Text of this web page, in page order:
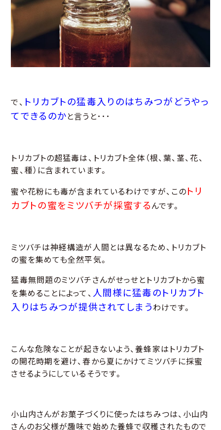
で、 トリカブトの猛毒入りのはちみつがどうやっ
てできるのか と言うと･･･
トリカブトの超猛毒は、トリカブト全体（根、葉、茎、花、
蜜、種）に含まれています。
蜜や花粉にも毒が含まれているわけですが、この トリ
カブトの蜜をミツバチが採蜜する んです。
ミツバチは神経構造が人間とは異なるため、トリカブト
の蜜を集めても全然平気。
猛毒無問題のミツバチさんがせっせとトリカブトから蜜
を集めることによって、 人間様に猛毒のトリカブト
入りはちみつが提供されてしまう わけです。
こんな危険なことが起きないよう、養蜂家はトリカブト
の開花時期を避け、春から夏にかけてミツバチに採蜜
させるようにしているそうです。
小山内さんがお菓子づくりに使ったはちみつは、小山内
さんのお父様が趣味で始めた養蜂で収穫されたもので